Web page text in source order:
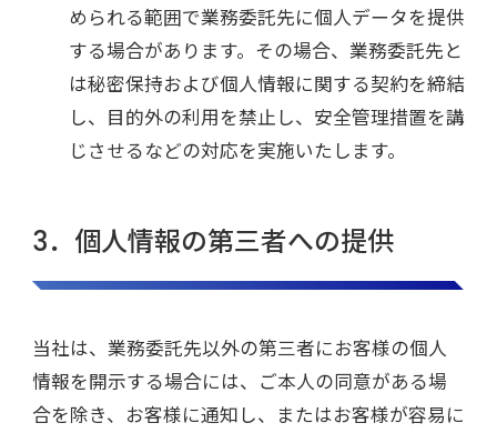
められる範囲で業務委託先に個人データを提供
する場合があります。その場合、業務委託先と
は秘密保持および個人情報に関する契約を締結
し、目的外の利用を禁止し、安全管理措置を講
じさせるなどの対応を実施いたします。
3．個人情報の第三者への提供
当社は、業務委託先以外の第三者にお客様の個人
情報を開示する場合には、ご本人の同意がある場
合を除き、お客様に通知し、またはお客様が容易に